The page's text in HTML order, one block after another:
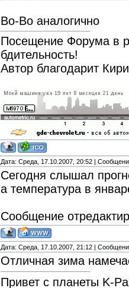
Во-Во аналогично
Посещение Форума в
бдительность!
Автор благодарит
Дата: Среда, 17.10.2007, 20:52 |
Сегодня слышал
а температура в
Сообщение
Дата: Среда, 17.10.2007, 21:12 |
Отличная зима
Привет с планеты K-